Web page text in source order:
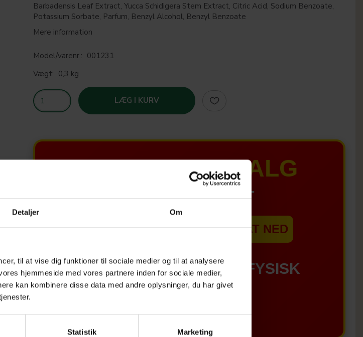
Detaljer Om
til at vise dig funktioner til sociale medier og til at analysere
hjemmeside med vores partnere inden for sociale medier,
kan kombinere disse data med andre oplysninger, du har givet
Statistik Marketing
Barbadensis Leaf Extract, Yucca Schidigera Stem Extract, Citric Acid, Sodium Benzoate,
Potassium Sorbate, Parfum, Benzyl Alcohol, Benzyl Benzoate
Mere information
Model/varenr.: 001231
Vægt: 0,3 kg
LÆG I KURV
SOMMER UDSALG
TIL D. 8 AUGUST
HELE WEBSHOPPEN ER SAT NED
Tilbud GÆLDER IKKE I FYSISK